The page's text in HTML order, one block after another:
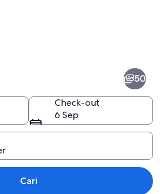
50
Check-out
6 Sep
Cari